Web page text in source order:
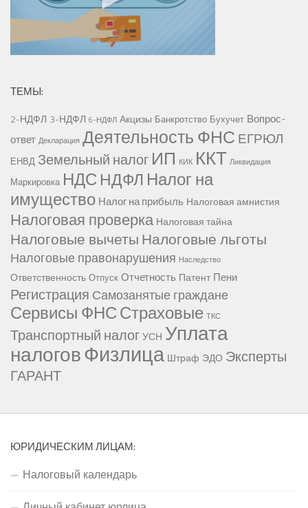
ТЕМЫ:
2-НДФЛ 3-НДФЛ 6-НДФЛ Акцизы Банкротство Бухучет Вопрос-
ответ Декларация Деятельность ФНС ЕГРЮЛ
ЕНВД Земельный налог ИП КИК ККТ Ликвидация
Маркировка НДС НДФЛ Налог на
имущество Налог на прибыль Налоговая амнистия
Налоговая проверка Налоговая тайна
Налоговые вычетыНалоговые льготы
Налоговые правонарушения Наследство
Ответственность Отпуск Отчетность Патент Пени
Регистрация Самозанятые граждане
Сервисы ФНССтраховые ТКС
Транспортный налогУСН Уплата
налоговФизлица Штраф ЭДО Эксперты
ГАРАНТ
ЮРИДИЧЕСКИМ ЛИЦАМ:
Налоговый календарь